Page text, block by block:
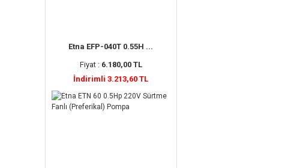
Etna EFP-040T 0.55H ...
Fiyat : 6.180,00 TL
İndirimli 3.213,60 TL